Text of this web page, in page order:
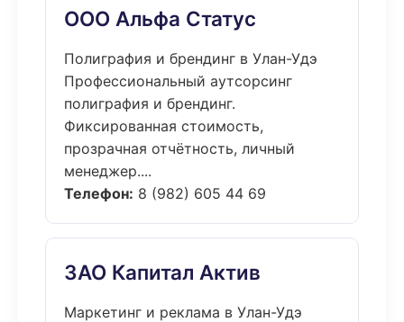
ООО Альфа Статус
Полиграфия и брендинг в Улан-Удэ
Профессиональный аутсорсинг
полиграфия и брендинг.
Фиксированная стоимость,
прозрачная отчётность, личный
менеджер....
Телефон: 8 (982) 605 44 69
ЗАО Капитал Актив
Маркетинг и реклама в Улан-Удэ